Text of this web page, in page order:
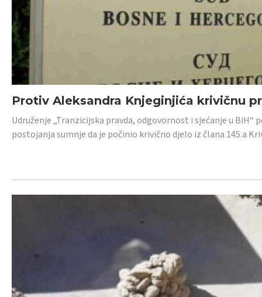
Protiv Aleksandra Knjeginjića krivičnu
Udruženje „Tranzicijska pravda, odgovornost i sjećanje u
postojanja sumnje da je počinio krivično djelo iz člana 145.a